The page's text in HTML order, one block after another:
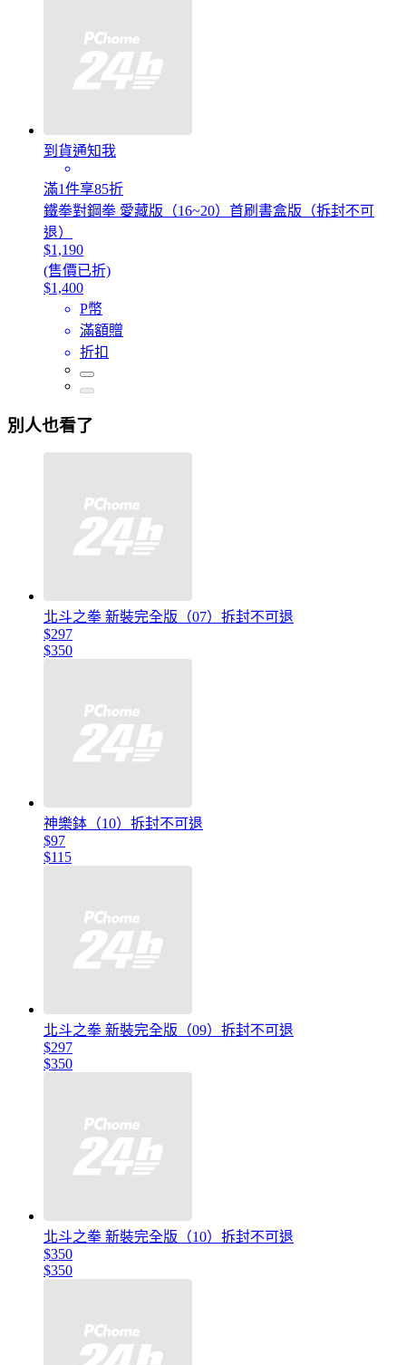
到貨通知我
滿1件享85折
鐵拳對鋼拳 愛藏版（16~20）首刷書盒版（拆封不可
退）
$1,190
(售價已折)
$1,400
P幣
滿額贈
折扣
別人也看了
北斗之拳 新裝完全版（07）拆封不可退
$297
$350
神樂鉢（10）拆封不可退
$97
$115
北斗之拳 新裝完全版（09）拆封不可退
$297
$350
北斗之拳 新裝完全版（10）拆封不可退
$350
$350